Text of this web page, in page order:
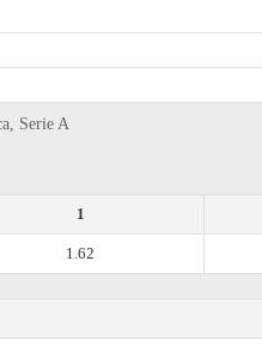
Serie A
1
1.62